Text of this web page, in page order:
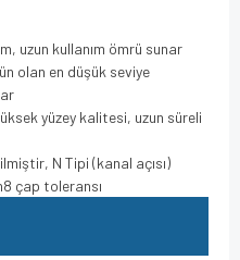
uzun kullanım ömrü sunar
olan en düşük seviye
yüzey kalitesi, uzun süreli
N Tipi (kanal açısı)
çap toleransı